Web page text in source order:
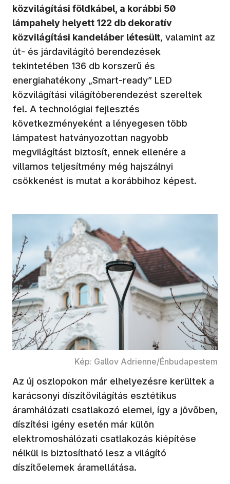
közvilágítási földkábel, a korábbi 50
lámpahely helyett 122 db dekoratív
közvilágítási kandeláber létesült, valamint az
út- és járdavilágító berendezések
tekintetében 136 db korszerű és
energiahatékony „Smart-ready” LED
közvilágítási világítóberendezést szereltek
fel. A technológiai fejlesztés
következményeként a lényegesen több
lámpatest hatványozottan nagyobb
megvilágítást biztosít, ennek ellenére a
villamos teljesítmény még hajszálnyi
csökkenést is mutat a korábbihoz képest.
Kép: Gallov Adrienne/Énbudapestem
Az új oszlopokon már elhelyezésre kerültek a
karácsonyi díszítővilágítás esztétikus
áramhálózati csatlakozó elemei, így a jövőben,
díszítési igény esetén már külön
elektromoshálózati csatlakozás kiépítése
nélkül is biztosítható lesz a világító
díszítőelemek áramellátása.